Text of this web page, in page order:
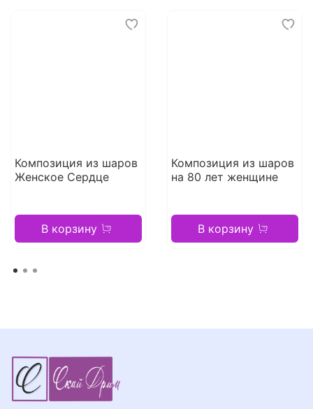
Композиция из шаров
Женское Сердце
В корзину
Композиция из шаров
на 80 лет женщине
В корзину